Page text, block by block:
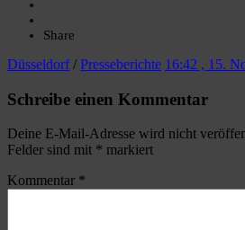
Share
Düsseldorf/ Presseberichte 16:42 , 15.
Schreibe einen Kommentar
Deine E-Mail-Adresse wird nicht
Felder sind mit * markiert
Kommentar *